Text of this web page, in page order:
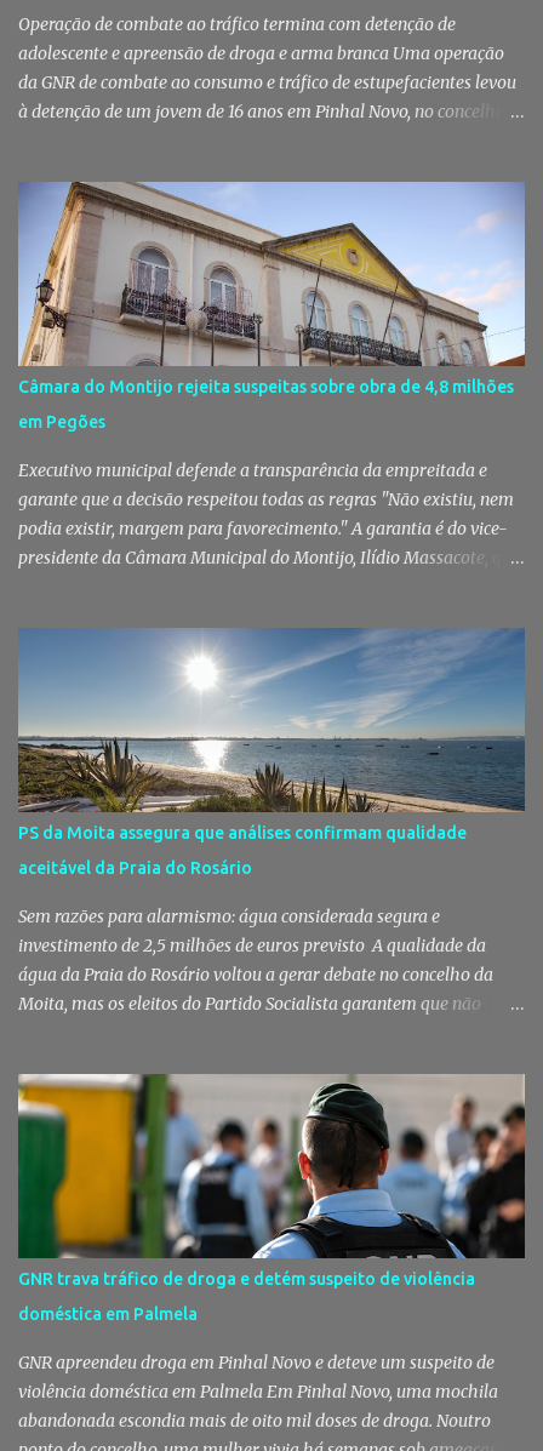
mobiliza milhares de pessoas. Todos os anos, quando ch...
Operação de combate ao tráfico termina com detenção de
adolescente e apreensão de droga e arma branca Uma operação
da GNR de combate ao consumo e tráfico de estupefacientes levou
à detenção de um jovem de 16 anos em Pinhal Novo, no concelho
das autoridades sobre este tipo de criminalidade no distrito de
Setúbal. Droga, arma branca e dinheiro apreendidos pela GNR Um
jovem de 16 anos foi detido na segunda-feira, 28 de Julho, por
suspeitas da prática do crime de tráfico de estupefacientes, na
localidade de Pinhal Novo. A detenção foi efetuada pelo Comando
Territorial de Setúbal da GNR, através do Posto Territorial de
Pinhal Novo, no âmbito de uma operação de fiscalização
especialmente direcionada para o combate ao consumo e tráfico
de droga. Segundo a GNR, "os militares da Guarda identificaram
vários indivíduos" durante a ação policial realizada em Pi...
Câmara do Montijo rejeita suspeitas sobre obra de 4,8 milhões
em Pegões
Executivo municipal defende a transparência da empreitada e
garante que a decisão respeitou todas as regras "Não existiu, nem
podia existir, margem para favorecimento." A garantia é do vice-
presidente da Câmara Municipal do Montijo, Ilídio Massacote, que
decorreu com total transparência, cumpriu todas as exigências
legais e apenas avançou para ajuste direto depois de três
concursos públicos terem ficado desertos. Município responde às
dúvidas sobre a adjudicação da nova escola A Câmara Municipal
do Montijo veio a público responder às dúvidas levantadas em
torno da adjudicação da construção do futuro Centro Escolar de
Pegões, uma empreitada de cerca de 4,8 milhões de euros que
ganhou destaque após uma notícia publicada pelo Página UM. O
jornal questionou, entre outros aspetos, o recurso ao ajuste direto
e a escolha da empresa adjudicatária, uma socied...
PS da Moita assegura que análises confirmam qualidade
aceitável da Praia do Rosário
Sem razões para alarmismo: água considerada segura e
investimento de 2,5 milhões de euros previsto A qualidade da
água da Praia do Rosário voltou a gerar debate no concelho da
Moita, mas os eleitos do Partido Socialista garantem que não
classificação de "Qualidade Aceitável", - posição validada pela a
Agência Portuguesa do Ambiente a 29 de Julho - acusam
algumas informações de criarem preocupações injustificadas e
reforçam que a valorização daquele espaço passa por um
investimento de cerca de 2,5 milhões de euros previsto pela
Câmara Municipal. A praia é um dos espaços naturais mais
emblemáticos da Moita A reação surge depois de terem sido
divulgadas informações que levantaram dúvidas sobre as
condições da Praia do Rosário, levando os eleitos do Partido
Socialista na Câmara Municipal e Assembleia Municipal da Moita,
bem como na União das Freguesias de Gaio-R...
GNR trava tráfico de droga e detém suspeito de violência
doméstica em Palmela
GNR apreendeu droga em Pinhal Novo e deteve um suspeito de
violência doméstica em Palmela Em Pinhal Novo, uma mochila
abandonada escondia mais de oito mil doses de droga. Noutro